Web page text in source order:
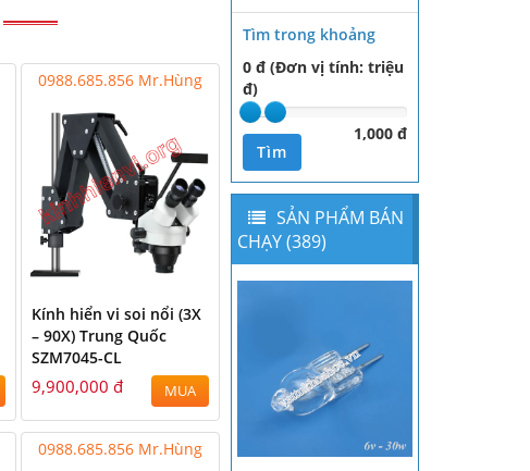
0988.685.856 Mr.Hùng
Kính hiển vi soi nổi (3X
– 90X) Trung Quốc
SZM7045-CL
9,900,000 đ MUA
0988.685.856 Mr.Hùng
Tìm trong khoảng
0 đ (Đơn vị tính: triệu
đ)
1,000 đ
Tìm
SẢN PHẨM BÁN
CHẠY (389)